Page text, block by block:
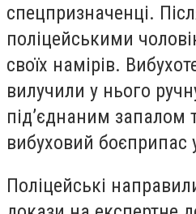
спецпризначенці.
поліцейськими
своїх намірів.
вилучили у нього
під’єднаним запалом
вибуховий боєприпас
Поліцейські